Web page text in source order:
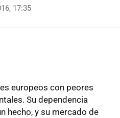
17:35
europeos con peores
Su dependencia
hecho, y su mercado de